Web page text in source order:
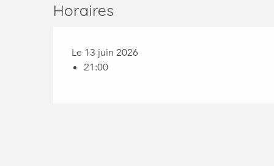
Horaires
Le 13 juin 2026
21:00